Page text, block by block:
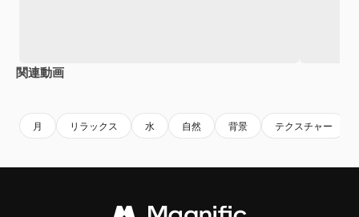
関連動画
月 リラックス 水 自然 背景 テクスチャー